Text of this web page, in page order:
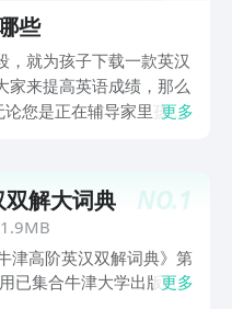
些
，就为孩子下载一款英汉
家来提高英语成绩，那么
您是正在辅导家里孩子
软件来帮忙。
更多
NO.1
解大词典
津高阶英汉双解词典》第
已集合牛津大学出版社
更多